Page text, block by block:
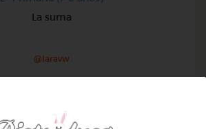
La suma
@Iaravw